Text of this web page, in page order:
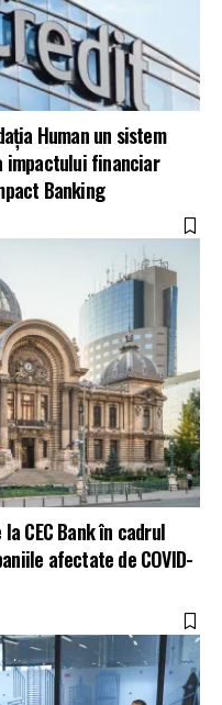
Human un sistem
impactului financiar
Banking
CEC Bank în cadrul
afectate de COVID-